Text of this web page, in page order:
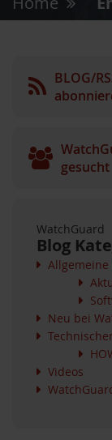
BLOG/
gesucht
WatchGuard
Blog
Neu bei
Videos